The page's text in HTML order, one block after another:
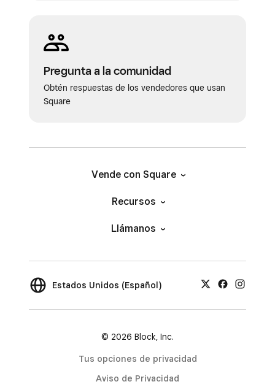
Pregunta a la comunidad
Obtén respuestas de los vendedores que usan
Square
Vende con Square
Recursos
Llámanos
Estados Unidos (Español)
© 2026 Block, Inc.
Tus opciones de privacidad
Aviso de Privacidad